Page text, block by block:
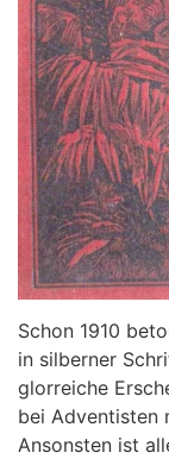
Schon 1910
in silberner
glorreiche
bei Adventisten
Ansonsten ist